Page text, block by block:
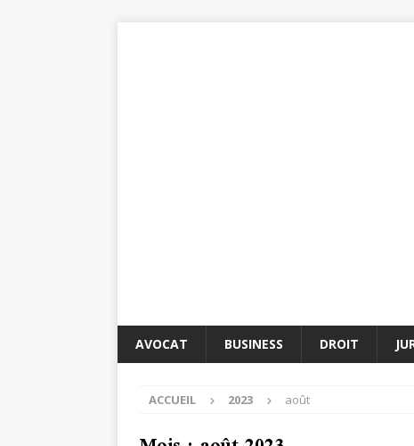
AVOCAT BUSINESS DROIT
ACCUEIL 2023 août